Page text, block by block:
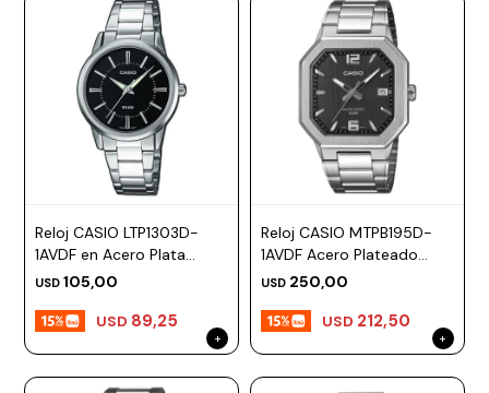
Reloj CASIO LTP1303D-
1AVDF en Acero Plata
Esfera 30mm
USD 105,00
USD 89,25
Reloj CASIO MTPB195D-
1AVDF Acero Plateado
Esfera 38mm
USD 250,00
USD 212,50